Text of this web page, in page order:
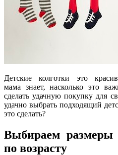
Детские колготки это
мама знает, насколько это
сделать удачную покупку для
удачно выбрать подходящий
это сделать?
Выбираем размеры
по возрасту